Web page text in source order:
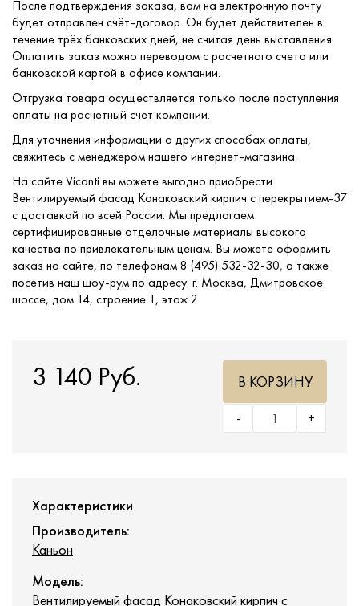
После подтверждения заказа, вам на электронную почту
будет отправлен счёт-договор. Он будет действителен в
течение трёх банковских дней, не считая день выставления.
Оплатить заказ можно переводом с расчетного счета или
банковской картой в офисе компании.
Отгрузка товара осуществляется только после поступления
оплаты на расчетный счет компании.
Для уточнения информации о других способах оплаты,
свяжитесь с менеджером нашего интернет-магазина.
На сайте Vicanti вы можете выгодно приобрести
Вентилируемый фасад Конаковский кирпич с перекрытием-37
с доставкой по всей России. Мы предлагаем
сертифицированные отделочные материалы высокого
качества по привлекательным ценам. Вы можете оформить
заказ на сайте, по телефонам 8 (495) 532-32-30, а также
посетив наш шоу-рум по адресу: г. Москва, Дмитровское
шоссе, дом 14, строение 1, этаж 2
3 140 Руб.
+
-
В КОРЗИНУ
Характеристики
Производитель:
Каньон
Модель:
Вентилируемый фасад Конаковский кирпич с